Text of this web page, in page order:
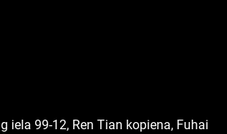
iela 99-12, Ren Tian kopiena, Fuhai